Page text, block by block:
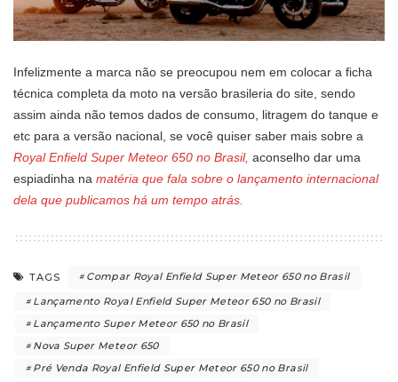
Infelizmente a marca não se preocupou nem em colocar a ficha
técnica completa da moto na versão brasileria do site, sendo
assim ainda não temos dados de consumo, litragem do tanque e
etc para a versão nacional, se você quiser saber mais sobre a
Royal Enfield Super Meteor 650 no Brasil, aconselho dar uma
espiadinha na matéria que fala sobre o lançamento internacional
dela que publicamos há um tempo atrás.
TAGS
Compar Royal Enfield Super Meteor 650 no Brasil
Lançamento Royal Enfield Super Meteor 650 no Brasil
Lançamento Super Meteor 650 no Brasil
Nova Super Meteor 650
Pré Venda Royal Enfield Super Meteor 650 no Brasil